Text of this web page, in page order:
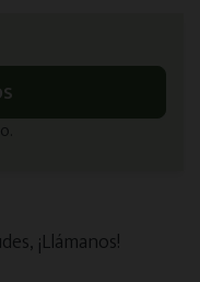
¡Llámanos!